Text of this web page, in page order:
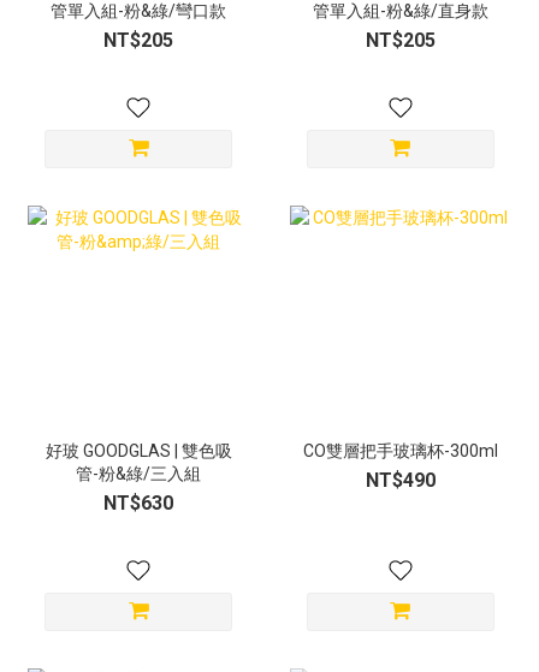
管單入組-粉&綠/彎口款
NT$205
管單入組-粉&綠/直身款
NT$205
好玻 GOODGLAS | 雙色吸
管-粉&綠/三入組
NT$630
CO雙層把手玻璃杯-300ml
NT$490